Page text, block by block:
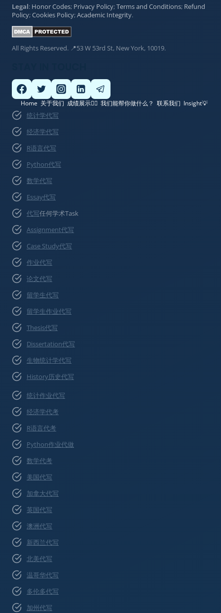
Legal: Honor Codes; Privacy Policy;Terms and Conditions; Refund
Policy;Cookies Policy;Academic Integrity.
All Rights Reserved. 📍53 W 53rd St, New York, 10019.
Home 关于我们 成绩展示👍🏽 我们能帮你做什么？ 联系我们 Insight💡
统计学代写
经济学代写
R语言代写
Python代写
数学代写
Essay代写
代写任何学术Task
Assignment代写
Case Study代写
作业代写
论文代写
留学生代写
留学生作业代写
Thesis代写
Dissertation代写
生物统计学代写
History历史代写
统计作业代写
经济学代考
R语言代考
Python作业代做
数学代考
美国代写
加拿大代写
英国代写
澳洲代写
新西兰代写
北美代写
温哥华代写
多伦多代写
加州代写